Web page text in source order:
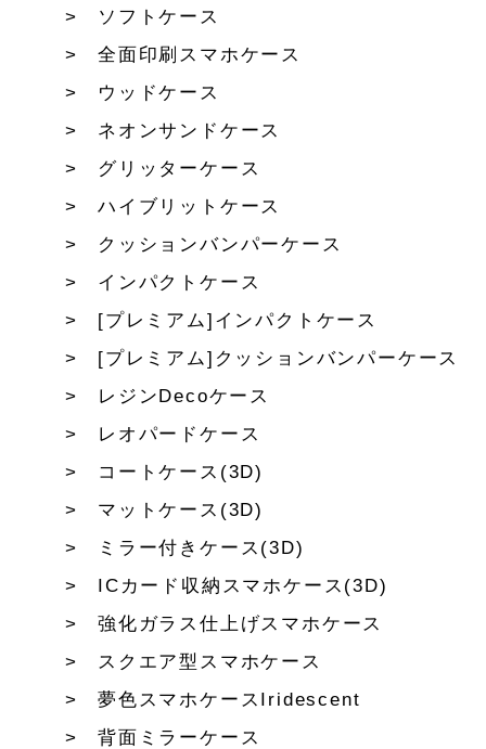
ソフトケース
全面印刷スマホケース
ウッドケース
ネオンサンドケース
グリッターケース
ハイブリットケース
クッションバンパーケース
インパクトケース
[プレミアム]インパクトケース
[プレミアム]クッションバンパーケース
レジンDecoケース
レオパードケース
コートケース(3D)
マットケース(3D)
ミラー付きケース(3D)
ICカード収納スマホケース(3D)
強化ガラス仕上げスマホケース
スクエア型スマホケース
夢色スマホケースIridescent
背面ミラーケース